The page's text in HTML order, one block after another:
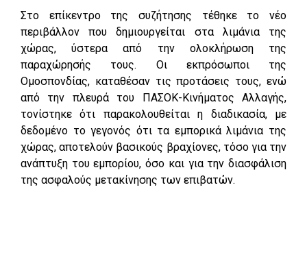
Στο επίκεντρο της συζήτησης τέθηκε το νέο
περιβάλλον που δημιουργείται στα λιμάνια της
χώρας, ύστερα από την ολοκλήρωση της
παραχώρησής τους. Οι εκπρόσωποι της
Ομοσπονδίας, καταθέσαν τις προτάσεις τους, ενώ
από την πλευρά του ΠΑΣΟΚ-Κινήματος Αλλαγής,
τονίστηκε ότι παρακολουθείται η διαδικασία, με
δεδομένο το γεγονός ότι τα εμπορικά λιμάνια της
χώρας, αποτελούν βασικούς βραχίονες, τόσο για την
ανάπτυξη του εμπορίου, όσο και για την διασφάλιση
της ασφαλούς μετακίνησης των επιβατών.